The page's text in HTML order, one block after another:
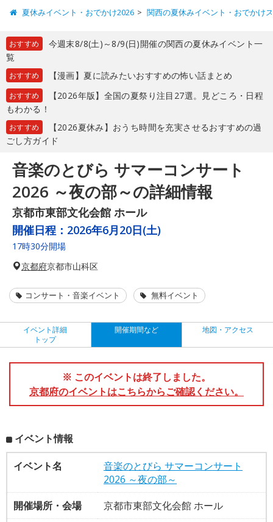
夏休みイベント・おでかけ2026 関西の夏休みイベント・おでかけ
おすすめ
今週末8/8(土)～8/9(日)開催の関西の夏休みイベント一
覧
おすすめ 【漫画】夏に読みたいおすすめの怖い話まとめ
おすすめ
【2026年版】全国の夏祭り注目27選。見どころ・日程
もわかる！
おすすめ
【2026夏休み】おうち時間を充実させるおすすめの過
ごし方ガイド
音楽のとびら サマーコンサート
2026 ～夜の部～の詳細情報
京都市東部文化会館 ホール
開催日程： 2026年6月20日(土)
17時30分開場
京都府京都市山科区
コンサート・音楽イベント 無料イベント
イベント詳細
トップ
開催期間など 地図・アクセス
※ このイベントは終了しました。
京都府のイベントはこちらからご確認ください。
イベント情報
イベント名
音楽のとびら サマーコンサート
2026 ～夜の部～
開催場所・会場
京都市東部文化会館 ホール